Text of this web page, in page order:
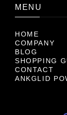
MENU
HOME
COMPANY
BLOG
SHOPPING
CONTACT
ANKGLID